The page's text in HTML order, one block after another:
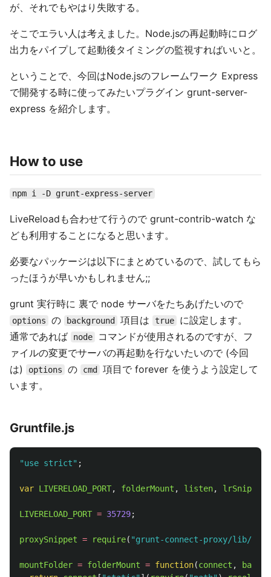
が、それでもやはり失敗する。
そこでエラい人は考えました。Node.jsの再起動時にログ
出力をパイプして起動後タイミングの監視すればいいと。
ということで、今回はNode.jsのフレームワーク Express
で開発する時に使ってみたいプラグイン grunt-server-
express を紹介します。
How to use
npm i -D grunt-express-server
LiveReloadも合わせて行うので grunt-contrib-watch な
ども利用することになると思います。
必要なパッケージは以下にまとめているので、試してもら
ったほうが早いかもしれません;;
grunt 実行時に 裏で node サーバをたちあげたいので
options の background 項目は true
に設定します。
通常であれば
node
コマンドが使用されるのですが、フ
ァイルの変更でサーバの再起動を行ないたいので (今回
は)
options の cmd
項目で forever を使うよう設定して
います。
Gruntfile.js
"use strict" ;
var LIVERELOAD_PORT, folderMount , listen, lrSnippet
LIVERELOAD_PORT = 35729;
proxySnippet = require( "grunt-connect-proxy/lib/
mountFolder = folderMount = function(connect , base